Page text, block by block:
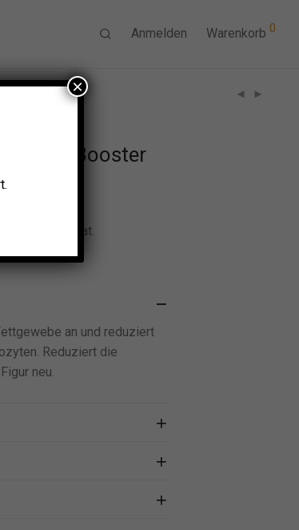
Anmelden Warenkorb 0
Shape Booster
Konzentrat.
an und reduziert
Reduziert die
neu.
×